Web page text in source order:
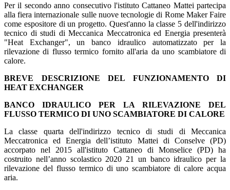
Per il secondo anno consecutivo l'istituto Cattaneo Mattei partecipa
alla fiera internazionale sulle nuove tecnologie di Rome Maker Faire
come espositore di un progetto. Quest'anno la classe 5 dell'indirizzo
tecnico di studi di Meccanica Meccatronica ed Energia presenterà
"Heat Exchanger", un banco idraulico automatizzato per la
rilevazione di flusso termico fornito all'aria da uno scambiatore di
calore.
BREVE DESCRIZIONE DEL FUNZIONAMENTO DI
HEAT EXCHANGER
BANCO IDRAULICO PER LA RILEVAZIONE DEL
FLUSSO TERMICO DI UNO SCAMBIATORE DI CALORE
La classe quarta dell'indirizzo tecnico di studi di Meccanica
Meccatronica ed Energia dell’istituto Mattei di Conselve (PD)
accorpato nel 2015 all'istituto Cattaneo di Monselice (PD) ha
costruito nell’anno scolastico 2020 21 un banco idraulico per la
rilevazione del flusso termico di uno scambiatore di calore acqua
aria.